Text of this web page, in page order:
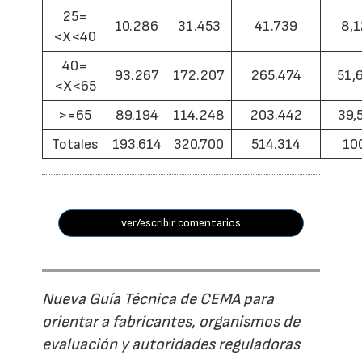
25=
<X<40
10.286 31.453 41.739
40=
<X<65
93.267 172.207 265.474
>=65 89.194 114.248 203.442
Totales
193.614 320.700 514.314
ver/escribir comentarios
Nueva Guía Técnica de CEMA para
orientar a fabricantes, organismos de
evaluación y autoridades reguladoras